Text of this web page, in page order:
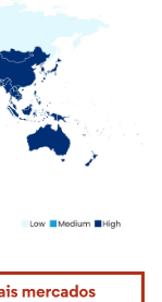
conforme CC BY 4.0.